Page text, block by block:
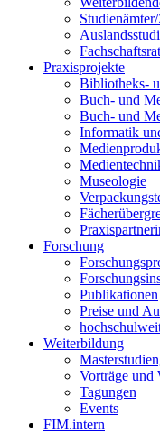
Fachschaftsrat
Praxisprojekte
Bibliotheks-
Buch- und
Buch- und
Informatik
Museologie
Forschung
Publikationen
Preise und
Weiterbildung
Vorträge und
Tagungen
Events
FIM.intern